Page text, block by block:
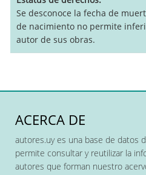
Se desconoce la fecha de
de nacimiento no permite
autor de sus obras.
ACERCA DE
autores.uy es una base de datos
permite consultar y reutilizar la
autores que forman nuestro